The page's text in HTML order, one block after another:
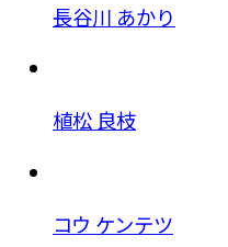
長谷川 あかり
植松 良枝
コウ ケンテツ